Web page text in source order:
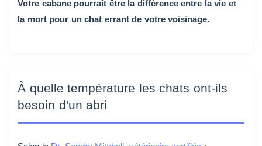
Votre cabane pourrait être la différence entre la vie et
la mort pour un chat errant de votre voisinage.
À quelle température les chats ont-ils
besoin d'un abri